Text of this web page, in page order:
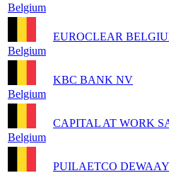
Belgium
Belgium
EUROCLEAR
Belgium
KBC BANK NV
Belgium
CAPITAL AT WORK
PUILAETCO